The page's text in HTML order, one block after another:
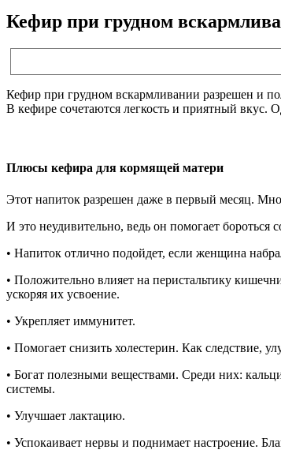
Кефир при грудном
Кефир при грудном вскармливании разрешен и
В кефире сочетаются легкость и приятный вкус.
Плюсы кефира для кормящей матери
Этот напиток разрешен даже в первый месяц.
И это неудивительно, ведь он помогает
• Напиток отлично подойдет, если женщина
• Положительно влияет на перистальтику
ускоряя их усвоение.
• Укрепляет иммунитет.
• Помогает снизить холестерин. Как следствие,
• Богат полезными веществами. Среди них:
системы.
• Улучшает лактацию.
• Успокаивает нервы и поднимает настроение.